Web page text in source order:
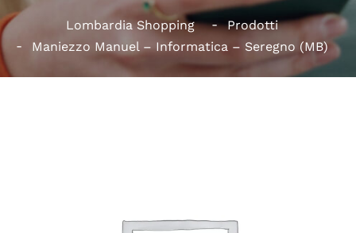
Lombardia Shopping
Prodotti
Maniezzo Manuel – Informatica – Seregno (MB)